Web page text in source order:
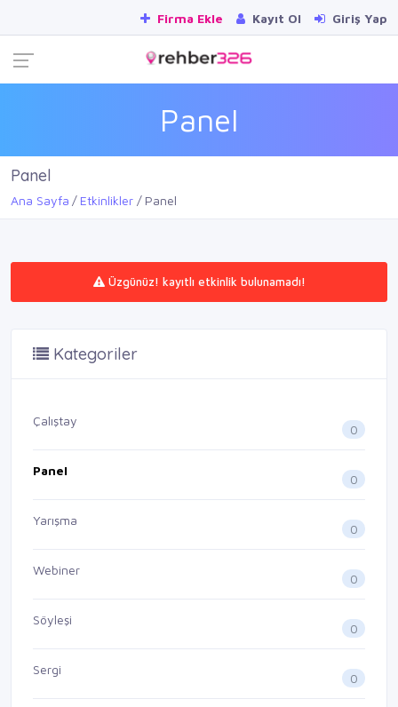
Firma Ekle Kayıt Ol Giriş Yap
Panel
Panel
Ana Sayfa Etkinlikler Panel
Üzgünüz! kayıtlı etkinlik bulunamadı!
Kategoriler
Çalıştay
0
Panel
0
Yarışma
0
Webiner
0
Söyleşi
0
Sergi
0